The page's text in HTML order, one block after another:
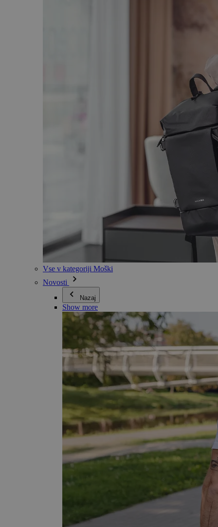
Vse v kategoriji Moški
Novosti
Nazaj
Show more